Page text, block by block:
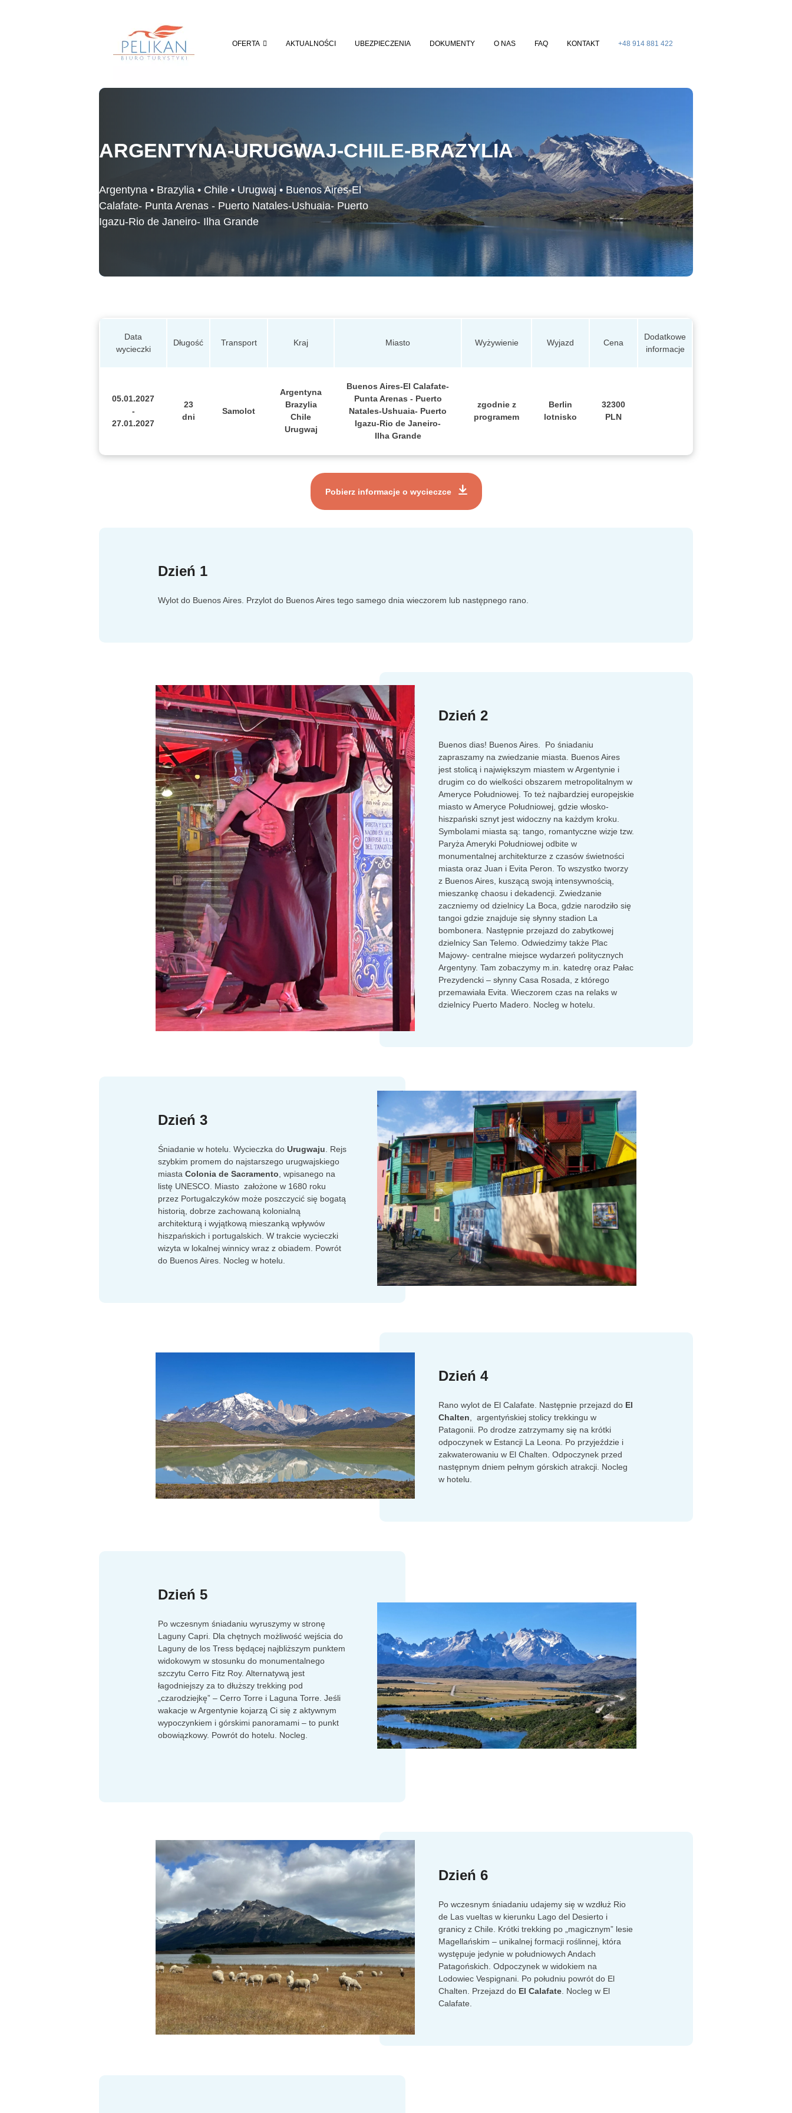
OFERTA AKTUALNOŚCI UBEZPIECZENIA DOKUMENTY O NAS FAQ KONTAKT +48 914 881 422
ARGENTYNA-URUGWAJ-CHILE-BRAZYLIA
Argentyna • Brazylia • Chile • Urugwaj • Buenos Aires-El
Calafate- Punta Arenas - Puerto Natales-Ushuaia- Puerto
Igazu-Rio de Janeiro- Ilha Grande
Data
wycieczki
Długość Transport Kraj Miasto Wyżywienie Wyjazd Cena
Dodatkowe
informacje
05.01.2027
-
27.01.2027
23
dni
Samolot
Argentyna
Brazylia
Chile
Urugwaj
Buenos Aires-El Calafate-
Punta Arenas - Puerto
Natales-Ushuaia- Puerto
Igazu-Rio de Janeiro-
Ilha Grande
zgodnie z
programem
Berlin
lotnisko
32300
PLN
Pobierz informacje o wycieczce
Dzień 1
Wylot do Buenos Aires. Przylot do Buenos Aires tego samego dnia wieczorem lub następnego rano.
Dzień 2
Buenos dias! Buenos Aires. Po śniadaniu
zapraszamy na zwiedzanie miasta. Buenos Aires
jest stolicą i największym miastem w Argentynie i
drugim co do wielkości obszarem metropolitalnym w
Ameryce Południowej. To też najbardziej europejskie
miasto w Ameryce Południowej, gdzie włosko-
hiszpański sznyt jest widoczny na każdym kroku.
Symbolami miasta są: tango, romantyczne wizje tzw.
Paryża Ameryki Południowej odbite w
monumentalnej architekturze z czasów świetności
miasta oraz Juan i Evita Peron. To wszystko tworzy
z Buenos Aires, kuszącą swoją intensywnością,
mieszankę chaosu i dekadencji. Zwiedzanie
zaczniemy od dzielnicy La Boca, gdzie narodziło się
tangoi gdzie znajduje się słynny stadion La
bombonera. Następnie przejazd do zabytkowej
dzielnicy San Telemo. Odwiedzimy także Plac
Majowy- centralne miejsce wydarzeń politycznych
Argentyny. Tam zobaczymy m.in. katedrę oraz Pałac
Prezydencki – słynny Casa Rosada, z którego
przemawiała Evita. Wieczorem czas na relaks w
dzielnicy Puerto Madero. Nocleg w hotelu.
Dzień 3
Śniadanie w hotelu. Wycieczka do Urugwaju. Rejs
szybkim promem do najstarszego urugwajskiego
miasta Colonia de Sacramento, wpisanego na
listę UNESCO. Miasto założone w 1680 roku
przez Portugalczyków może poszczycić się bogatą
historią, dobrze zachowaną kolonialną
architekturą i wyjątkową mieszanką wpływów
hiszpańskich i portugalskich. W trakcie wycieczki
wizyta w lokalnej winnicy wraz z obiadem. Powrót
do Buenos Aires. Nocleg w hotelu.
Dzień 4
Rano wylot de El Calafate. Następnie przejazd do El
Chalten, argentyńskiej stolicy trekkingu w
Patagonii. Po drodze zatrzymamy się na krótki
odpoczynek w Estancji La Leona. Po przyjeździe i
zakwaterowaniu w El Chalten. Odpoczynek przed
następnym dniem pełnym górskich atrakcji. Nocleg
w hotelu.
Dzień 5
Po wczesnym śniadaniu wyruszymy w stronę
Laguny Capri. Dla chętnych możliwość wejścia do
Laguny de los Tress będącej najbliższym punktem
widokowym w stosunku do monumentalnego
szczytu Cerro Fitz Roy. Alternatywą jest
łagodniejszy za to dłuższy trekking pod
„czarodziejkę” – Cerro Torre i Laguna Torre. Jeśli
wakacje w Argentynie kojarzą Ci się z aktywnym
wypoczynkiem i górskimi panoramami – to punkt
obowiązkowy. Powrót do hotelu. Nocleg.
Dzień 6
Po wczesnym śniadaniu udajemy się w wzdłuż Rio
de Las vueltas w kierunku Lago del Desierto i
granicy z Chile. Krótki trekking po „magicznym” lesie
Magellańskim – unikalnej formacji roślinnej, która
występuje jedynie w południowych Andach
Patagońskich. Odpoczynek w widokiem na
Lodowiec Vespignani. Po południu powrót do El
Chalten. Przejazd do El Calafate. Nocleg w El
Calafate.